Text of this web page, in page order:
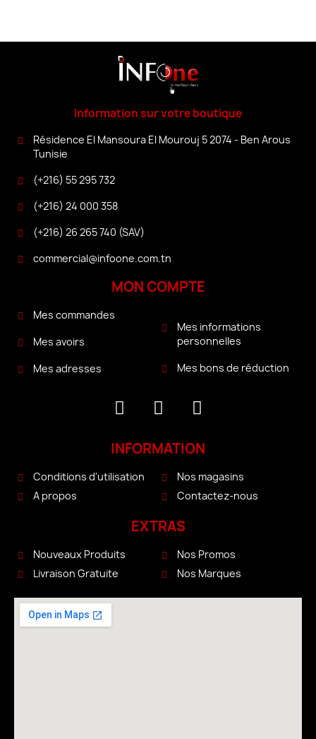
Information sur votre boutique
Résidence El Mansoura El Mourouj 5 2074 - Ben Arous
Tunisie
(+216) 55 295 732
(+216) 24 000 358
(+216) 26 265 740 (SAV)
commercial@infoone.com.tn
MON COMPTE
Mes commandes
Mes avoirs
Mes adresses
Mes informations
personnelles
Mes bons de réduction
INFORMATION
Conditions d'utilisation
A propos
Nos magasins
Contactez-nous
EXTRAS
Nouveaux Produits
Livraison Gratuite
Nos Promos
Nos Marques